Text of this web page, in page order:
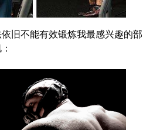
旧不能有效锻炼我最感兴趣的部